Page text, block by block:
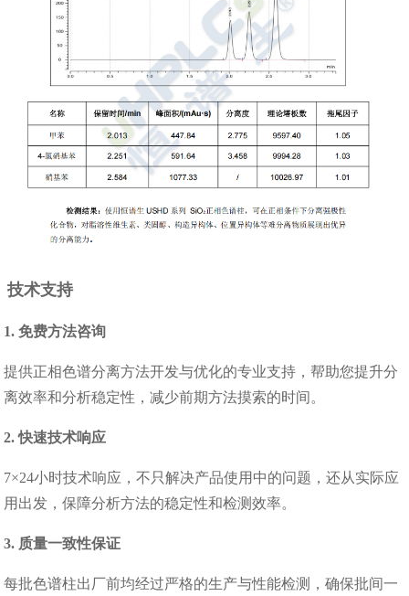
技术支持
1. 免费方法咨询
提供正相色谱分离方法开发与优化的专业支持，帮助您提升分
离效率和分析稳定性，减少前期方法摸索的时间。
2. 快速技术响应
7×24小时技术响应，不只解决产品使用中的问题，还从实际应
用出发，保障分析方法的稳定性和检测效率。
3. 质量一致性保证
每批色谱柱出厂前均经过严格的生产与性能检测，确保批间一